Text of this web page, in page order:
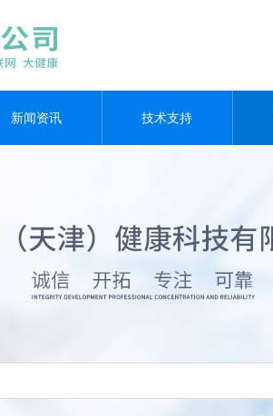
新闻资讯 技术支持